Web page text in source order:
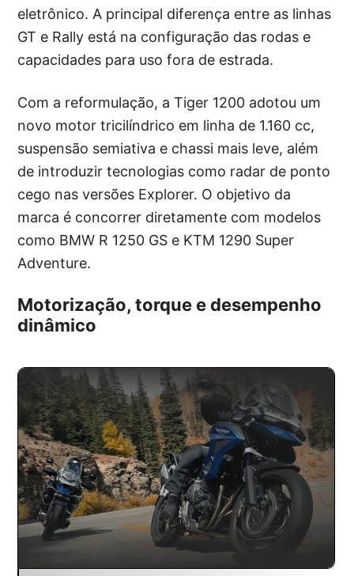
eletrônico. A principal diferença entre as linhas
GT e Rally está na configuração das rodas e
capacidades para uso fora de estrada.
Com a reformulação, a Tiger 1200 adotou um
novo motor tricilíndrico em linha de 1.160 cc,
suspensão semiativa e chassi mais leve, além
de introduzir tecnologias como radar de ponto
cego nas versões Explorer. O objetivo da
marca é concorrer diretamente com modelos
como BMW R 1250 GS e KTM 1290 Super
Adventure.
Motorização, torque e desempenho
dinâmico